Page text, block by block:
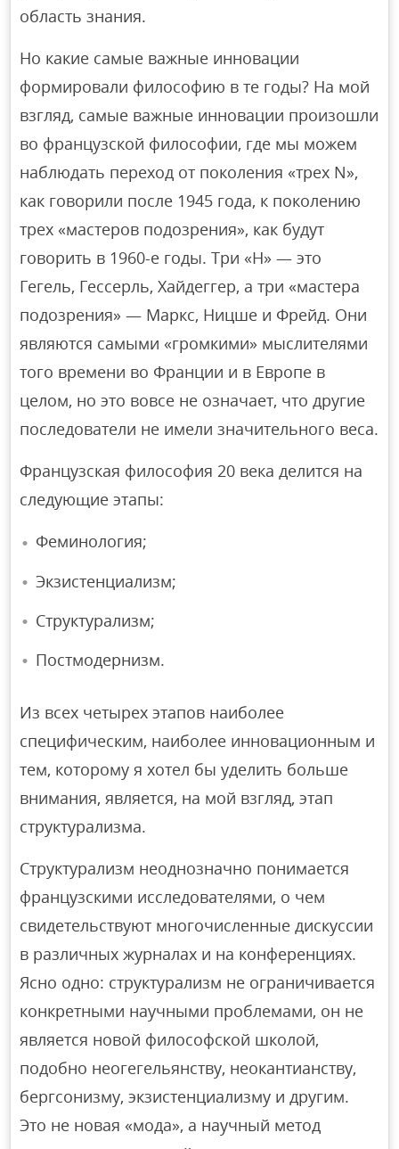
область знания.
Но какие самые важные инновации
формировали философию в те годы? На мой
взгляд, самые важные инновации произошли
во французской философии, где мы можем
наблюдать переход от поколения «трех N»,
как говорили после 1945 года, к поколению
трех «мастеров подозрения», как будут
говорить в 1960-е годы. Три «Н» — это
Гегель, Гессерль, Хайдеггер, а три «мастера
подозрения» — Маркс, Ницше и Фрейд. Они
являются самыми «громкими» мыслителями
того времени во Франции и в Европе в
целом, но это вовсе не означает, что другие
последователи не имели значительного веса.
Французская философия 20 века делится на
следующие этапы:
Феминология;
Экзистенциализм;
Структурализм;
Постмодернизм.
Из всех четырех этапов наиболее
специфическим, наиболее инновационным и
тем, которому я хотел бы уделить больше
внимания, является, на мой взгляд, этап
структурализма.
Структурализм неоднозначно понимается
французскими исследователями, о чем
свидетельствуют многочисленные дискуссии
в различных журналах и на конференциях.
Ясно одно: структурализм не ограничивается
конкретными научными проблемами, он не
является новой философской школой,
подобно неогегельянству, неокантианству,
бергсонизму, экзистенциализму и другим.
Это не новая «мода», а научный метод